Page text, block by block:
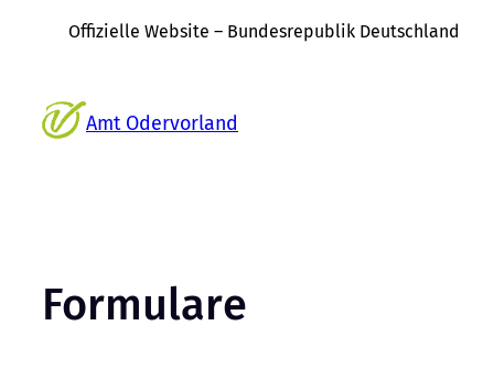
Offizielle Website – Bundesrepublik Deutschland
Inhalt
springen Amt Odervorland
Formulare